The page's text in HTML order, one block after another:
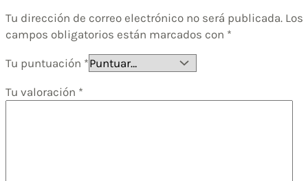
Tu dirección de correo electrónico no será publicada. Los
campos obligatorios están marcados con *
Tu puntuación *
Tu valoración *